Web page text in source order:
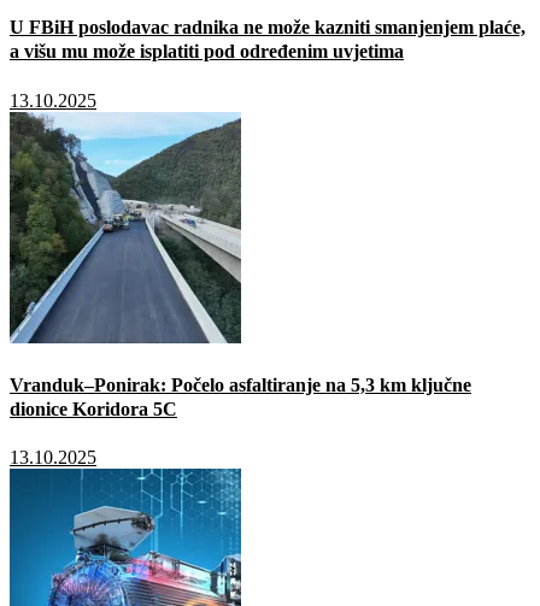
U FBiH poslodavac radnika ne može kazniti smanjenjem plaće,
a višu mu može isplatiti pod određenim uvjetima
13.10.2025
Vranduk–Ponirak: Počelo asfaltiranje na 5,3 km ključne
dionice Koridora 5C
13.10.2025